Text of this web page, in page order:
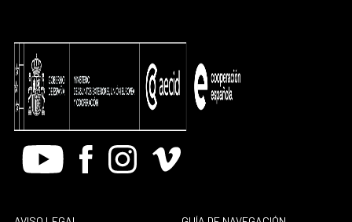
Youtube FacebookInstagram
Vimeo